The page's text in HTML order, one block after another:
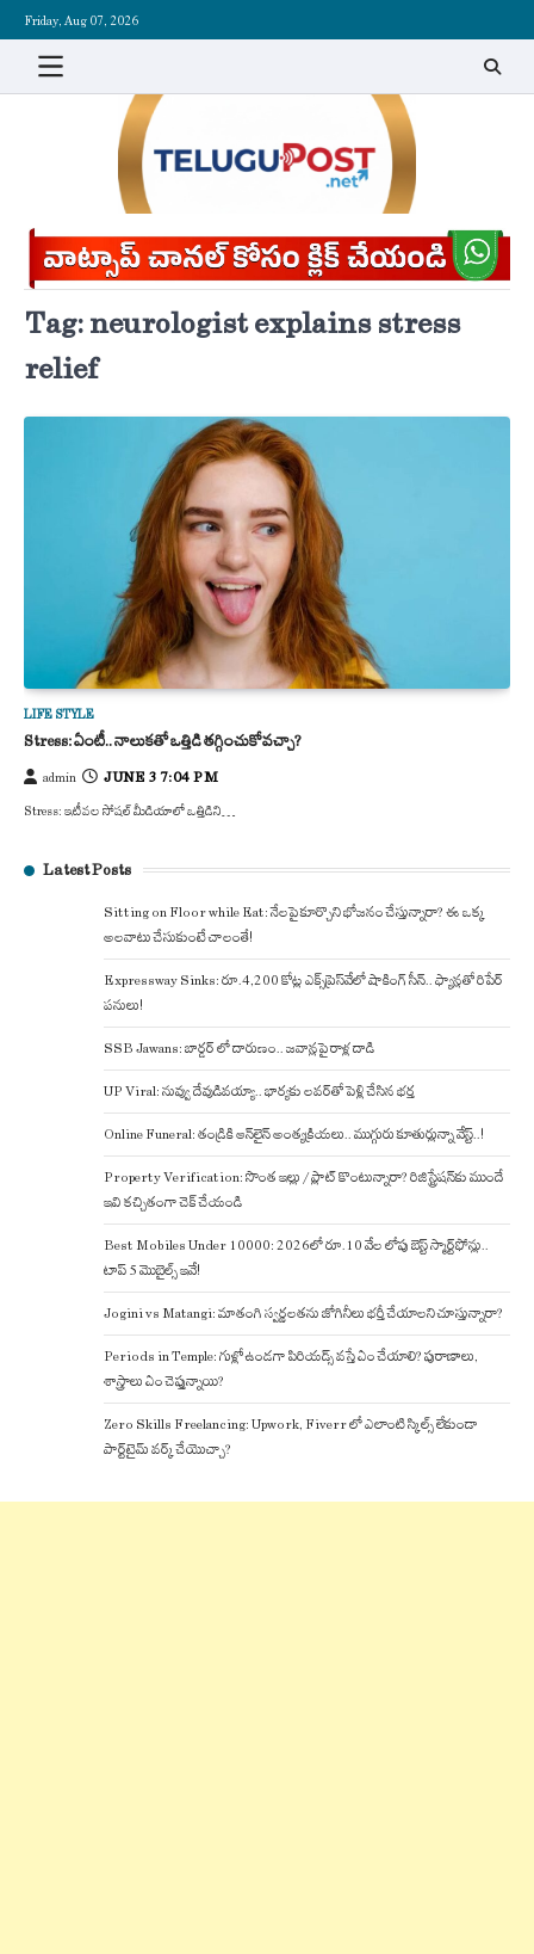
Skip
content
Friday, Aug 07, 2026
Tag:neurologist explains stress
relief
LIFE STYLE
Stress: ఏంటీ.. నాలుకతో ఒత్తిడి తగ్గించుకోవచ్చా?
admin JUNE 3 7:04 PM
Stress: ఇటీవల సోషల్ మీడియాలో ఒత్తిడిని…
Latest Posts
Sitting on Floor while Eat: నేలపై కూర్చొని భోజనం చేస్తున్నారా? ఈ ఒక్క
అలవాటు చేసుకుంటే చాలంతే!
Expressway Sinks: రూ.4,200 కోట్ల ఎక్స్‌ప్రెస్‌వేలో షాకింగ్ సీన్.. ఫ్యాన్లతో రిపేర్
పనులు!
SSB Jawans: బార్డర్ లో దారుణం.. జవాన్లపై రాళ్ల దాడి
UP Viral: నువ్వు దేవుడివయ్యా.. భార్యకు లవర్‌తో పెళ్లి చేసిన భర్త
Online Funeral: తండ్రికి ఆన్‌లైన్ అంత్యక్రియలు.. ముగ్గురు కూతుర్లున్నా వేస్ట్..!
Property Verification: సొంత ఇల్లు / ప్లాట్ కొంటున్నారా? రిజిస్ట్రేషన్‌కు ముందే
ఇవి కచ్చితంగా చెక్ చేయండి
Best Mobiles Under 10000: 2026లో రూ.10 వేల లోపు బెస్ట్ స్మార్ట్‌ఫోన్లు..
టాప్ 5 మొబైల్స్ ఇవే!
Jogini vs Matangi: మాతంగి స్వర్ణలతను జోగినీలు భర్తీ చేయాలని చూస్తున్నారా?
Periods in Temple: గుళ్లో ఉండగా పిరియడ్స్ వస్తే ఏం చేయాలి? పురాణాలు,
శాస్త్రాలు ఏం చెప్తున్నాయి?
Zero Skills Freelancing: Upwork, Fiverr లో ఎలాంటి స్కిల్స్ లేకుండా
పార్ట్‌టైమ్ వర్క్ చేయొచ్చా?